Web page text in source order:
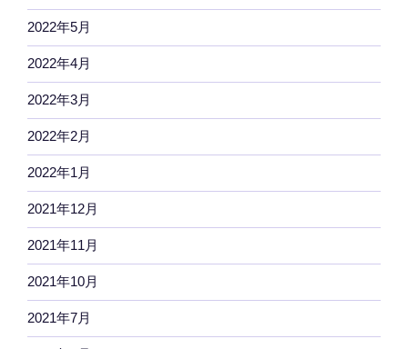
2022年5月
2022年4月
2022年3月
2022年2月
2022年1月
2021年12月
2021年11月
2021年10月
2021年7月